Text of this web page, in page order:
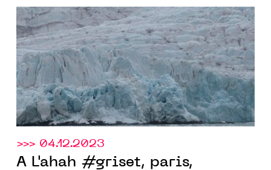
paris, du 27.01 au 17.02.2024
>>> 04.12.2023
À L'ahah #griset, paris,